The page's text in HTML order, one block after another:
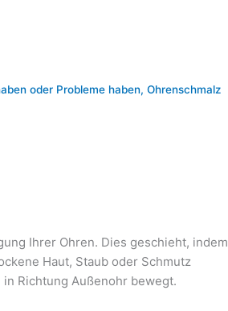
oder Probleme haben, Ohrenschmalz
Ihrer Ohren. Dies geschieht, indem
Haut, Staub oder Schmutz
Richtung Außenohr bewegt.